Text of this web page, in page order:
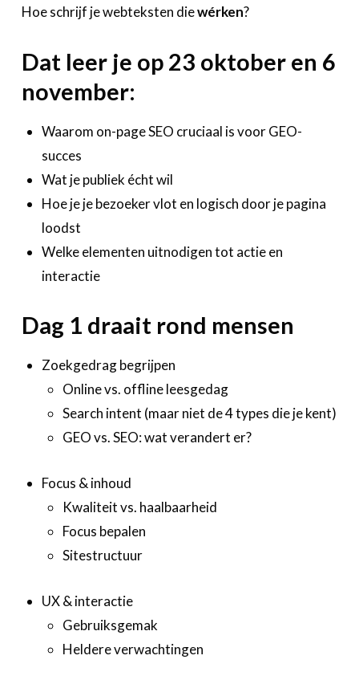
Hoe schrijf je webteksten diewérken?
Dat leer je op 23 oktober en 6
november:
Waarom on-page SEO cruciaal is voor GEO-
succes
Wat je publiek écht wil
Hoe je je bezoeker vlot en logisch door je pagina
loodst
Welke elementen uitnodigen tot actie en
interactie
Dag 1 draait rond mensen
Zoekgedrag begrijpen
Online vs. offline leesgedag
Search intent (maar niet de 4 types die je kent)
GEO vs. SEO: wat verandert er?
Focus & inhoud
Kwaliteit vs. haalbaarheid
Focus bepalen
Sitestructuur
UX & interactie
Gebruiksgemak
Heldere verwachtingen